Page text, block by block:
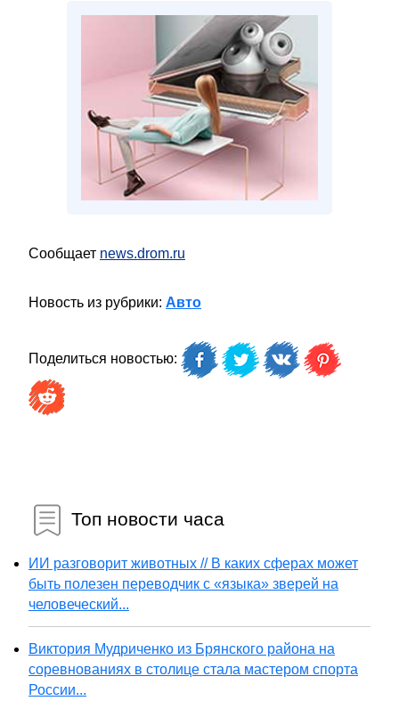
Сообщает news.drom.ru
Новость из рубрики: Авто
Поделиться новостью:
Топ новости часа
ИИ разговорит животных // В каких сферах может
быть полезен переводчик с «языка» зверей на
человеческий...
Виктория Мудриченко из Брянского района на
соревнованиях в столице стала мастером спорта
России...